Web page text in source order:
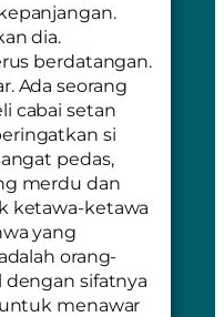
dia.
berdatangan.
Ada seorang
cabai setan
si
pedas,
merdu dan
ketawa-ketawa
yang
orang-
dengan sifatnya
menawar